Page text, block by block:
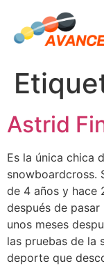
Astrid
Es la única chica
snowboardcross.
de 4 años y hace
después de
unos meses
las pruebas de la
deporte que